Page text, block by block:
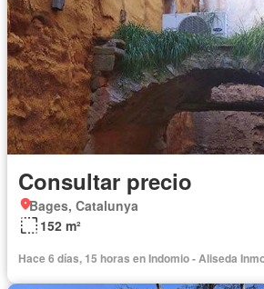
Consultar precio
Bages, Catalunya
152 m²
Hace 6 días, 15 horas en Indomio - Aliseda